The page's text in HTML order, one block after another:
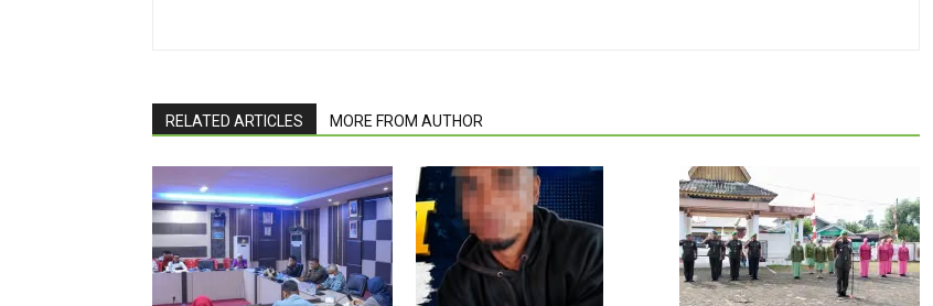
RELATED ARTICLES MORE FROM AUTHOR